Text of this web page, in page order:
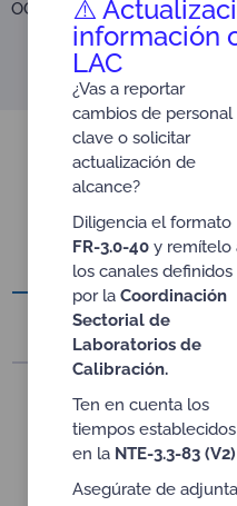
OCDE, suscrito por la
Material de referencia
Material de referencia
Buenas Prácticas de
Folletos con
Videos emitidos por
internacionales, Galería
Reconocimiento en
Presentaciones y
En este espacio podrán
de diferentes actividades
⚠️
información
LAC
¿Vas a reportar
cambios de personal
clave o solicitar
actualización de
alcance?
Diligencia el formato
FR-3.0-40y remítelo
los canales definidos
por la Coordinación
Sectorial de
Laboratorios de
Calibración.
Ten en cuenta los
tiempos establecidos
en la NTE-3.3-83 (V2)
Asegúrate de